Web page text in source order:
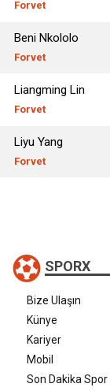
Forvet
Beni Nkololo
Forvet
Liangming Lin
Forvet
Liyu Yang
Forvet
SPORX
Bize Ulaşın
Künye
Kariyer
Mobil
Son Dakika Spor